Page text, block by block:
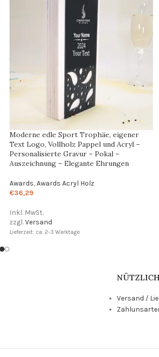
Moderne edle Sport Trophäe, eigener
Text Logo, Vollholz Pappel und Acryl –
Personalisierte Gravur – Pokal –
Auszeichnung – Elegante Ehrungen
Awards,Awards Acryl Holz
€36,29
Inkl. MwSt.
zzgl.Versand
Lieferzeit: ca. 2-3 Werktage
Versand /